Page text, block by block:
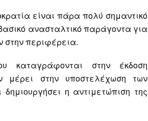
είναι πάρα πολύ σημαντικό
ανασταλτικό παράγοντα για
στην περιφέρεια.
καταγράφονται στην έκδοση
μέρει στην υποστελέχωση των
η αντιμετώπιση της